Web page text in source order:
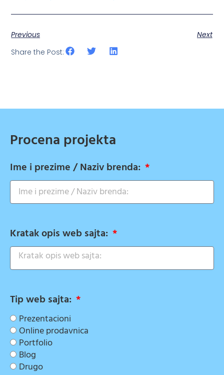
Previous
Next
Share the Post:
Procena projekta
Ime i prezime / Naziv brenda:
Kratak opis web sajta:
Tip web sajta:
Prezentacioni
Online prodavnica
Portfolio
Blog
Drugo